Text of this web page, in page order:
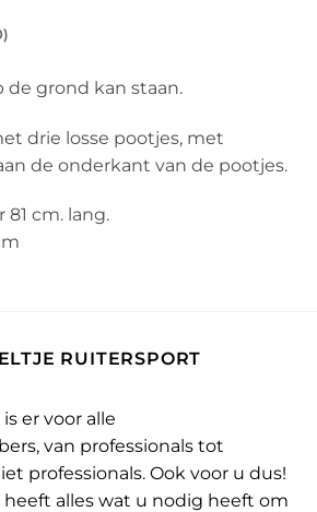
de grond kan staan.
drie losse pootjes, met
de onderkant van de pootjes.
81 cm. lang.
RUITERSPORT
er voor alle
van professionals tot
professionals. Ook voor u dus!
alles wat u nodig heeft om